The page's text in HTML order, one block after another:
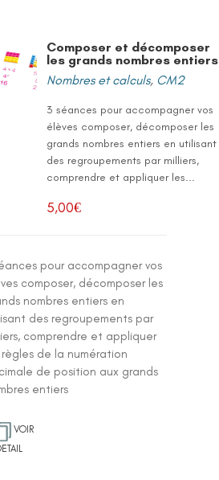
Composer et décomposer
les grands nombres entiers
Nombres et calculs, CM2
3 séances pour accompagner vos
élèves composer, décomposer les
grands nombres entiers en utilisant
des regroupements par milliers,
comprendre et appliquer les...
5,00€
pour accompagner vos
composer, décomposer les
nombres entiers en
des regroupements par
comprendre et appliquer
règles de la numération
de position aux grands
entiers
VOIR